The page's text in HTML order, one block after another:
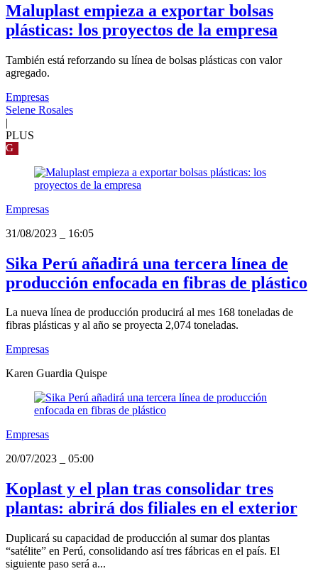
Maluplast empieza a exportar bolsas
plásticas: los proyectos de la empresa
También está reforzando su línea de bolsas plásticas con valor
agregado.
Empresas
Selene Rosales
|
PLUS
G
Empresas
31/08/2023
16:05
Sika Perú añadirá una tercera línea de
producción enfocada en fibras de plástico
La nueva línea de producción producirá al mes 168 toneladas de
fibras plásticas y al año se proyecta 2,074 toneladas.
Empresas
Karen Guardia Quispe
Empresas
20/07/2023
05:00
Koplast y el plan tras consolidar tres
plantas: abrirá dos filiales en el exterior
Duplicará su capacidad de producción al sumar dos plantas
“satélite” en Perú, consolidando así tres fábricas en el país. El
siguiente paso será a...